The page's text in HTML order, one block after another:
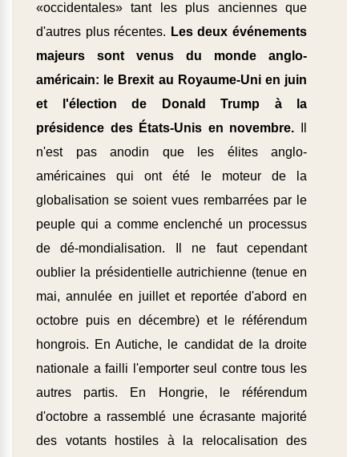
«occidentales» tant les plus anciennes que
d'autres plus récentes. Les deux événements
majeurs sont venus du monde anglo-
américain: le Brexit au Royaume-Uni en juin
et l'élection de Donald Trump à la
présidence des États-Unis en novembre.
n'est pas anodin que les élites anglo-
américaines qui ont été le moteur de la
globalisation se soient vues rembarrées par le
peuple qui a comme enclenché un processus
de dé-mondialisation. Il ne faut cependant
oublier la présidentielle autrichienne (tenue en
mai, annulée en juillet et reportée d'abord en
octobre puis en décembre) et le référendum
hongrois. En Autiche, le candidat de la droite
nationale a failli l'emporter seul contre tous les
autres partis. En Hongrie, le référendum
d'octobre a rassemblé une écrasante majorité
des votants hostiles à la relocalisation des